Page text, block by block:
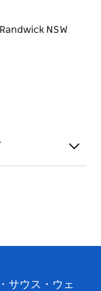
サウス・ウェ